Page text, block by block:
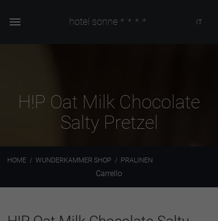
hotel sonne **** IT
H!P Oat Milk Chocolate
Salty Pretzel
HOME WUNDERKAMMER SHOP PRALINEN
Carrello